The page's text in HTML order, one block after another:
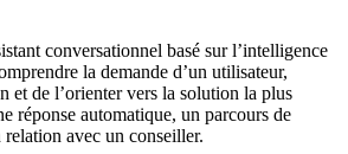
conversationnel basé sur l’intelligence
la demande d’un utilisateur,
et de l’orienter vers la solution la plus
réponse automatique, un parcours de
avec un conseiller.